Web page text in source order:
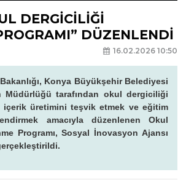
DERGİCİLİĞİ
DÜZENLENDİ
16.02.2026 10:50
Konya Büyükşehir Belediyesi
tarafından okul dergiciliği
içerik üretimini teşvik etmek ve eğitim
amacıyla düzenlenen Okul
Programı, Sosyal İnovasyon Ajansı